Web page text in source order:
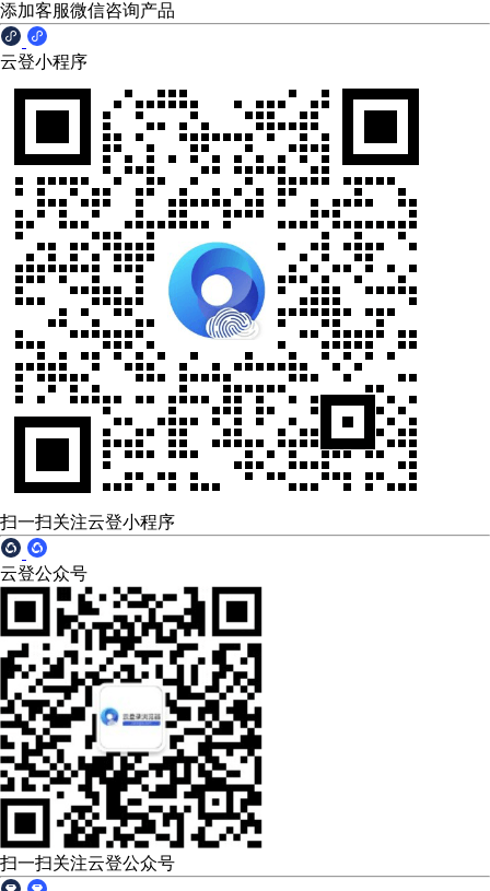
添加客服微信咨询产品
云登小程序
扫一扫关注云登小程序
云登公众号
扫一扫关注云登公众号